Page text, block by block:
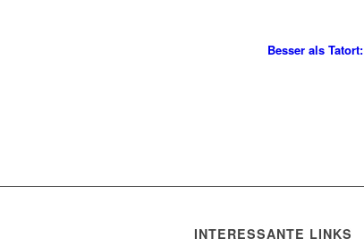
Besser als
INTERESSANTE LINKS